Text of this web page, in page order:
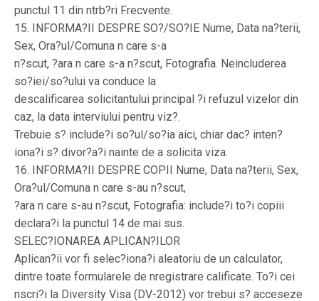
punctul 11 din ntrb?ri Frecvente.
15. INFORMA?II DESPRE SO?/SO?IE Nume, Data na?terii,
Sex, Ora?ul/Comuna n care s-a
n?scut, ?ara n care s-a n?scut, Fotografia. Neincluderea
so?iei/so?ului va conduce la
descalificarea solicitantului principal ?i refuzul vizelor din
caz, la data interviului pentru viz?.
Trebuie s? include?i so?ul/so?ia aici, chiar dac? inten?
iona?i s? divor?a?i nainte de a solicita viza.
16. INFORMA?II DESPRE COPII Nume, Data na?terii, Sex,
Ora?ul/Comuna n care s-au n?scut,
?ara n care s-au n?scut, Fotografia: include?i to?i copiii
declara?i la punctul 14 de mai sus.
SELEC?IONAREA APLICAN?ILOR
Aplican?ii vor fi selec?iona?i aleatoriu de un calculator,
dintre toate formularele de nregistrare calificate. To?i cei
nscri?i la Diversity Visa (DV-2012) vor trebui s? acceseze